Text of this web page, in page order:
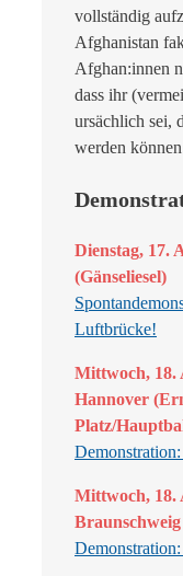
vollständig
Afghanistan
Afghan:innen
dass ihr
ursächlich sei,
werden
Dienstag, 17.
(Gänseliesel)
Luftbrücke!
Mittwoch, 18.
Hannover
Platz/
Mittwoch, 18.